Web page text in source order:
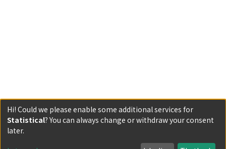
Powered by DSpace and JAIRO Crawler-List
All items in KURENAI are protected by original copyright,
Hi! Could we please enable some additional services for
Statistical? You can always change or withdraw your consent
later.